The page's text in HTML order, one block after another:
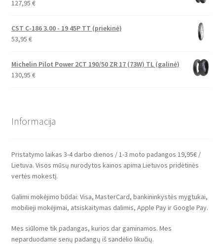
127,95 €
CST C-186 3.00 - 19 45P TT (priekinė)
53,95 €
Michelin Pilot Power 2CT 190/50 ZR 17 (73W) TL (galinė)
130,95 €
Informacija
Pristatymo laikas 3-4 darbo dienos / 1-3 moto padangos 19,95€ /
Lietuva. Visos mūsų nurodytos kainos apima Lietuvos pridėtinės
vertės mokestį.
Galimi mokėjimo būdai: Visa, MasterCard, bankininkystės mygtukai,
mobilieji mokėjimai, atsiskaitymas dalimis, Apple Pay ir Google Pay.
Mes siūlome tik padangas, kurios dar gaminamos. Mes
neparduodame senų padangų iš sandėlio likučių.